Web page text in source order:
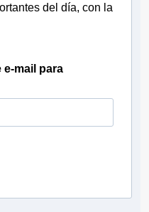
del día, con la
e-mail para